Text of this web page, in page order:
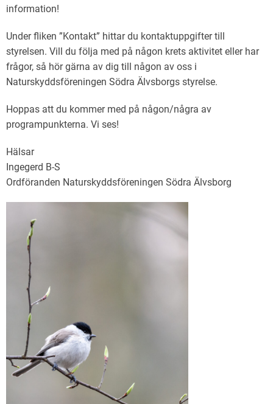
information!
Under fliken ”Kontakt” hittar du kontaktuppgifter till
styrelsen. Vill du följa med på någon krets aktivitet eller har
frågor, så hör gärna av dig till någon av oss i
Naturskyddsföreningen Södra Älvsborgs styrelse.
Hoppas att du kommer med på någon/några av
programpunkterna. Vi ses!
Hälsar
Ingegerd B-S
Ordföranden Naturskyddsföreningen Södra Älvsborg